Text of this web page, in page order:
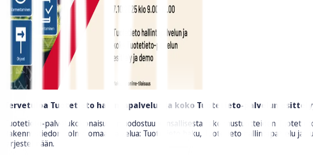
Tervetuloa Tuotetieto hallintapalvelun ja koko Tuotetieto-palvelun
Tuotetieto-palvelukokonaisuus muodostuu kansallisesta rakennustuotteiden
Rakennustiedon kolme omaa palvelua: Tuotetieto haku, Tuotetieto hallintapalvelu
järjestelmään.